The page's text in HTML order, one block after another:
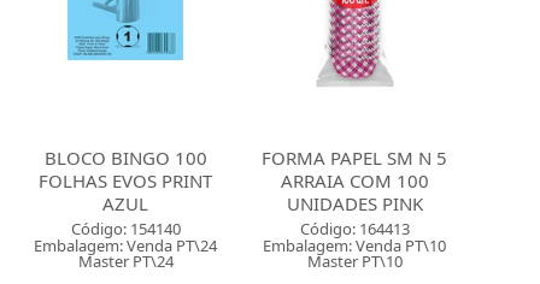
BLOCO BINGO 100
FOLHAS EVOS PRINT
AZUL
Código: 154140
Embalagem: Venda PT\24
Master PT\24
FORMA PAPEL SM N 5
ARRAIA COM 100
UNIDADES PINK
Código: 164413
Embalagem: Venda PT\10
Master PT\10